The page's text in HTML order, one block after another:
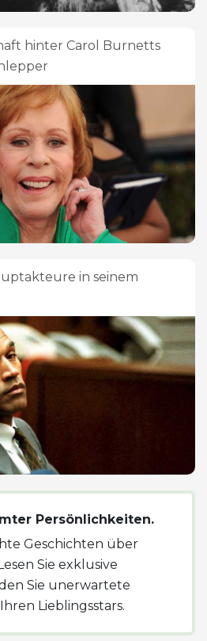
hinter Carol Burnetts
in seinem
Persönlichkeiten.
Geschichten über
Sie exklusive
Sie unerwartete
Lieblingsstars.